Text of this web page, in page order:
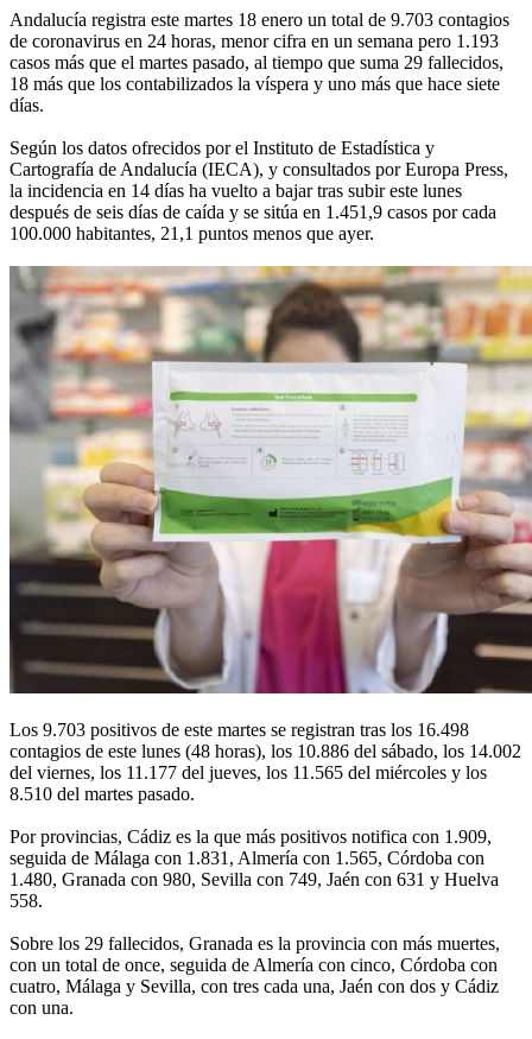
Andalucía registra este martes 18 enero un total de 9.703 contagios
de coronavirus en 24 horas, menor cifra en un semana pero 1.193
casos más que el martes pasado, al tiempo que suma 29 fallecidos,
18 más que los contabilizados la víspera y uno más que hace siete
días.
Según los datos ofrecidos por el Instituto de Estadística y
Cartografía de Andalucía (IECA), y consultados por Europa Press,
la incidencia en 14 días ha vuelto a bajar tras subir este lunes
después de seis días de caída y se sitúa en 1.451,9 casos por cada
100.000 habitantes, 21,1 puntos menos que ayer.
Los 9.703 positivos de este martes se registran tras los 16.498
contagios de este lunes (48 horas), los 10.886 del sábado, los 14.002
del viernes, los 11.177 del jueves, los 11.565 del miércoles y los
8.510 del martes pasado.
Por provincias, Cádiz es la que más positivos notifica con 1.909,
seguida de Málaga con 1.831, Almería con 1.565, Córdoba con
1.480, Granada con 980, Sevilla con 749, Jaén con 631 y Huelva
558.
Sobre los 29 fallecidos, Granada es la provincia con más muertes,
con un total de once, seguida de Almería con cinco, Córdoba con
cuatro, Málaga y Sevilla, con tres cada una, Jaén con dos y Cádiz
con una.